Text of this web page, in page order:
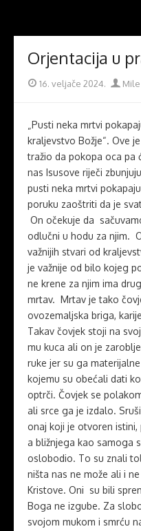
content
Orjentacija u
Posted
16. veljače 2024. Author
Mile
„Pusti neka mrtvi
kraljevstvo Božje“. Ove
tražio da pokopa oca pa
nas Isusove riječi
pusti neka mrtvi
poruku zaoštriti da je
On očekuje da
odlučni u hodu za njim.
važnijih stvari od
je važnije od bilo kojeg
ne krene za njim ima
mrtav. Mrtav je tako
ovozemaljska briga,
Takav čovjek stoji na
mu kuca ali on je
ruke jer su ga
kojemu su obećali dati
optrči. Čovjek se
ali srce ga je izdalo.
onaj koji je otvoren
a bližnjega kao samoga
oslobodio. To su znali
ništa nas ne može ali i
Kristove. Oni su bili
Boga ne izgube. Za
svojom mukom i smrću